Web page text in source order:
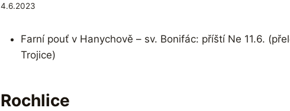
4.6.2023
Farní pouť v Hanychově – sv. Bonifác: příští Ne 11.6.
Trojice)
Rochlice